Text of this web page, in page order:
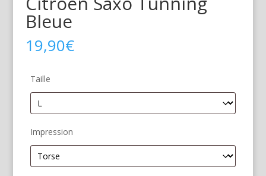
Bleue
19,90€
Taille
Impression